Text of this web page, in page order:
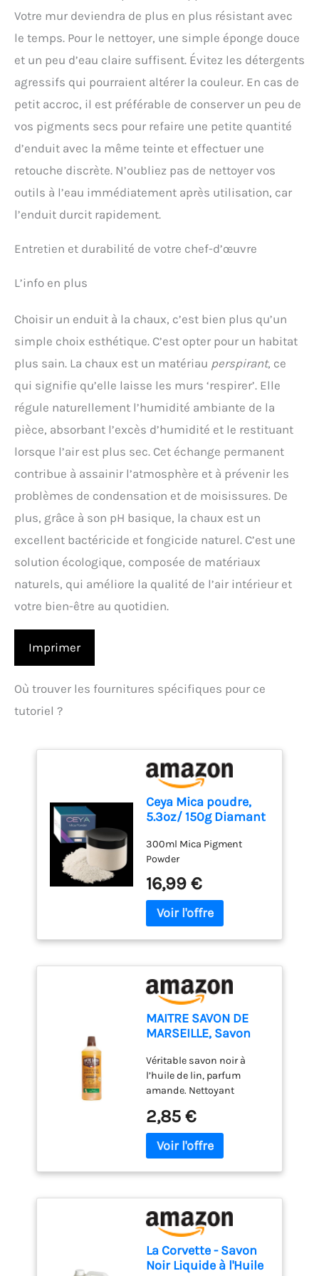
Votre mur deviendra de plus en plus résistant avec
le temps. Pour le nettoyer, une simple éponge douce
et un peu d’eau claire suffisent. Évitez les détergents
agressifs qui pourraient altérer la couleur. En cas de
petit accroc, il est préférable de conserver un peu de
vos pigments secs pour refaire une petite quantité
d’enduit avec la même teinte et effectuer une
retouche discrète. N’oubliez pas de nettoyer vos
outils à l’eau immédiatement après utilisation, car
l’enduit durcit rapidement.
Entretien et durabilité de votre chef-d’œuvre
L’info en plus
Choisir un enduit à la chaux, c’est bien plus qu’un
simple choix esthétique. C’est opter pour un habitat
plus sain. La chaux est un matériau perspirant, ce
qui signifie qu’elle laisse les murs ‘respirer’. Elle
régule naturellement l’humidité ambiante de la
pièce, absorbant l’excès d’humidité et le restituant
lorsque l’air est plus sec. Cet échange permanent
contribue à assainir l’atmosphère et à prévenir les
problèmes de condensation et de moisissures. De
plus, grâce à son pH basique, la chaux est un
excellent bactéricide et fongicide naturel. C’est une
solution écologique, composée de matériaux
naturels, qui améliore la qualité de l’air intérieur et
votre bien-être au quotidien.
Imprimer
Où trouver les fournitures spécifiques pour ce
tutoriel ?
Ceya Mica poudre,
5.3oz/ 150g Diamant
poudre
300ml Mica Pigment
Powder
16,99 €
MAITRE SAVON DE
MARSEILLE, Savon
Lin - 1l
Véritable savon noir à
l’huile de lin, parfum
amande. Nettoyant
à base d’huiles
exclusivement d’origine
végétale. Nourrit et protège
convient également pour
le nettoyage des murs,
sanitaires, cuisinières,
céramiques 99,4 % des
ingrédients sont d'origine
naturelle Produit multi-
2,85 €
La Corvette - Savon
Noir Liquide à l'Huile